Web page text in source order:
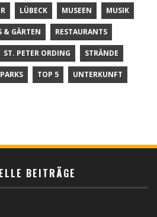
LÜBECK MUSEEN MUSIK
& GÄRTEN RESTAURANTS
ST. PETER ORDING STRÄNDE
TOP 5 UNTERKUNFT
BEITRÄGE